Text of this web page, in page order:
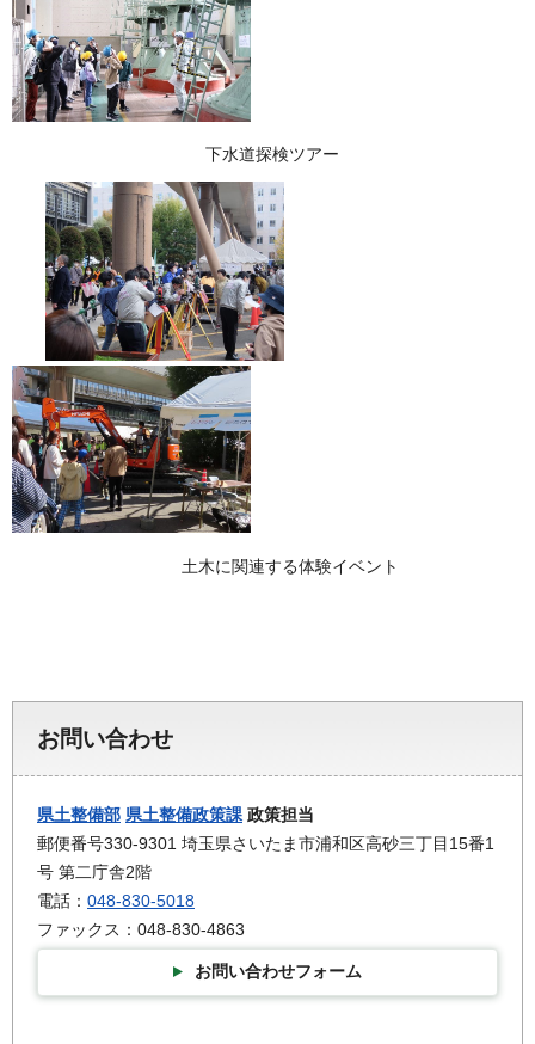
下水道探検ツアー
土木に関連する体験イベント
お問い合わせ
県土整備部 県土整備政策課 政策担当
郵便番号330-9301 埼玉県さいたま市浦和区高砂三丁目15番1
号 第二庁舎2階
電話： 048-830-5018
ファックス：048-830-4863
お問い合わせフォーム